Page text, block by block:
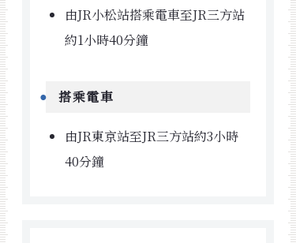
由JR小松站搭乘電車至JR三方站
約1小時40分鐘
搭乘電車
由JR東京站至JR三方站約3小時
40分鐘